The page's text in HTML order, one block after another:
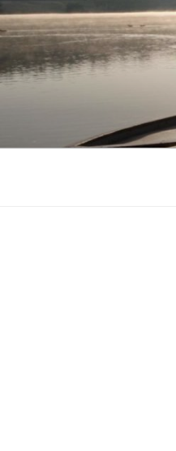
Zum
Inhalt
springen